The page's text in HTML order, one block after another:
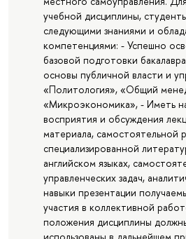
учебной дисциплины,
следующими знаниями и
компетенциями: - Успешно
базовой подготовки
основы публичной власти и
«Политология», «Общий
«Микроэкономика», - Иметь
восприятия и обсуждения
материала, самостоятельной
специализированной
английском языках,
управленческих задач,
навыки презентации
участия в коллективной
положения дисциплины